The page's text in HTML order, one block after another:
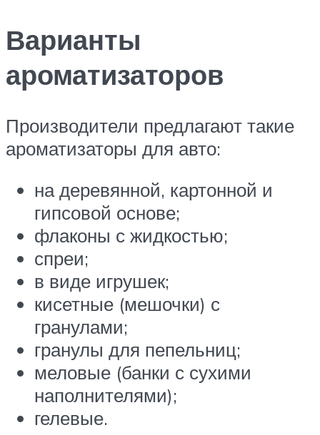
Варианты
ароматизаторов
Производители предлагают такие
ароматизаторы для авто:
на деревянной, картонной и
гипсовой основе;
флаконы с жидкостью;
спреи;
в виде игрушек;
кисетные (мешочки) с
гранулами;
гранулы для пепельниц;
меловые (банки с сухими
наполнителями);
гелевые.